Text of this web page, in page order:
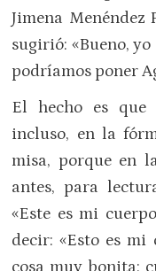
Jimena Menéndez
sugirió: «Bueno,
podríamos poner
El hecho es
incluso, en la
misa, porque en
antes, para
«Este es mi
decir: «Esto es
cosa muy bonita: